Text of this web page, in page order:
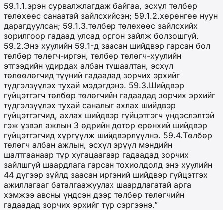
59.1.1.эрэн сурвалжлагдаж байгаа, эсхүл төлбөр
төлөхөөс санаатай зайлсхийсэн; 59.1.2.хөрөнгөө нуун
дарагдуулсан; 59.1.3.төлбөр төлөхөөс зайлсхийх
зорилгоор гадаад улсад оргон зайлж болзошгүй.
59.2.Энэ хуулийн 59.1-д заасан шийдвэр гарсан бол
төлбөр төлөгч-иргэн, төлбөр төлөгч-хуулийн
этгээдийн удирдах албан тушаалтан, эсхүл
төлөөлөгчид түүний гадаадад зорчих эрхийг
түдгэлзүүлэх тухай мэдэгдэнэ. 59.3.Шийдвэр
гүйцэтгэгч төлбөр төлөгчийн гадаадад зорчих эрхийг
түдгэлзүүлэх тухай саналыг ахлах шийдвэр
гүйцэтгэгчид, ахлах шийдвэр гүйцэтгэгч үндэслэлтэй
гэж үзвэл ажлын 3 өдрийн дотор ерөнхий шийдвэр
гүйцэтгэгчид хүргүүлж шийдвэрлүүлнэ. 59.4.Төлбөр
төлөгч албан ажлын, эсхүл эрүүл мэндийн
шалтгаанаар түр хугацаагаар гадаадад зорчих
зайлшгүй шаардлага гарсан тохиолдолд энэ хуулийн
44 дүгээр зүйлд заасан иргэний шийдвэр гүйцэтгэх
ажиллагааг баталгаажуулах шаардлагатай арга
хэмжээ авсны үндсэн дээр төлбөр төлөгчийн
гадаадад зорчих эрхийг түр сэргээнэ.”